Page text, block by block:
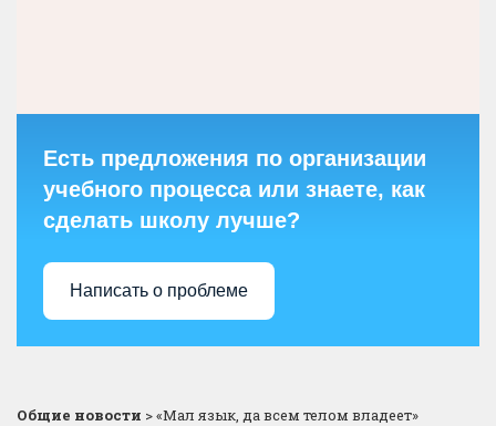
Есть предложения по организации
учебного процесса или знаете, как
сделать школу лучше?
Написать о проблеме
Общие новости >«Мал язык, да всем телом владеет»